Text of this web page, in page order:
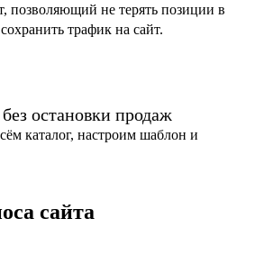
позволяющий не терять позиции в
трафик на сайт.
остановки продаж
каталог, настроим шаблон и
сайта